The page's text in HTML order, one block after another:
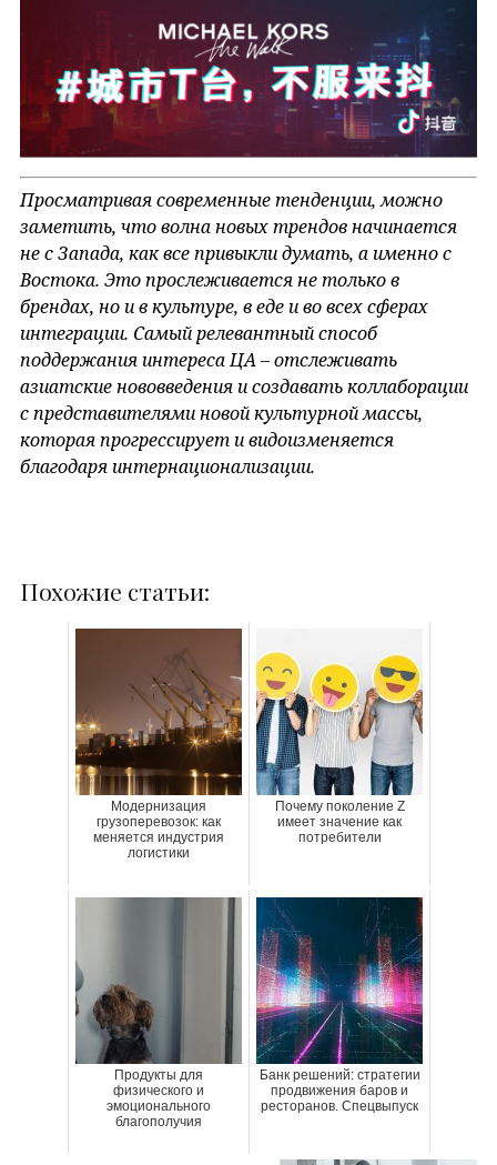
Просматривая современные тенденции, можно
заметить, что волна новых трендов начинается
не с Запада, как все привыкли думать, а именно с
Востока. Это прослеживается не только в
брендах, но и в культуре, в еде и во всех сферах
интеграции. Самый релевантный способ
поддержания интереса ЦА – отслеживать
азиатские нововведения и создавать коллаборации
с представителями новой культурной массы,
которая прогрессирует и видоизменяется
благодаря интернационализации.
Похожие статьи:
Модернизация
грузоперевозок: как
меняется индустрия
логистики
Почему поколение Z
имеет значение как
потребители
Продукты для
физического и
эмоционального
благополучия
Банк решений: стратегии
продвижения баров и
ресторанов. Спецвыпуск